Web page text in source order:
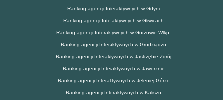
Ranking agencji Interaktywnych w Gdyni
Ranking agencji Interaktywnych w Gliwicach
Ranking agencji Interaktywnych w Gorzowie Wlkp.
Ranking agencji Interaktywnych w Grudziądzu
Ranking agencji Interaktywnych w Jastrzębie Zdrój
Ranking agencji Interaktywnych w Jaworznie
Ranking agencji Interaktywnych w Jeleniej Górze
Ranking agencji Interaktywnych w Kaliszu